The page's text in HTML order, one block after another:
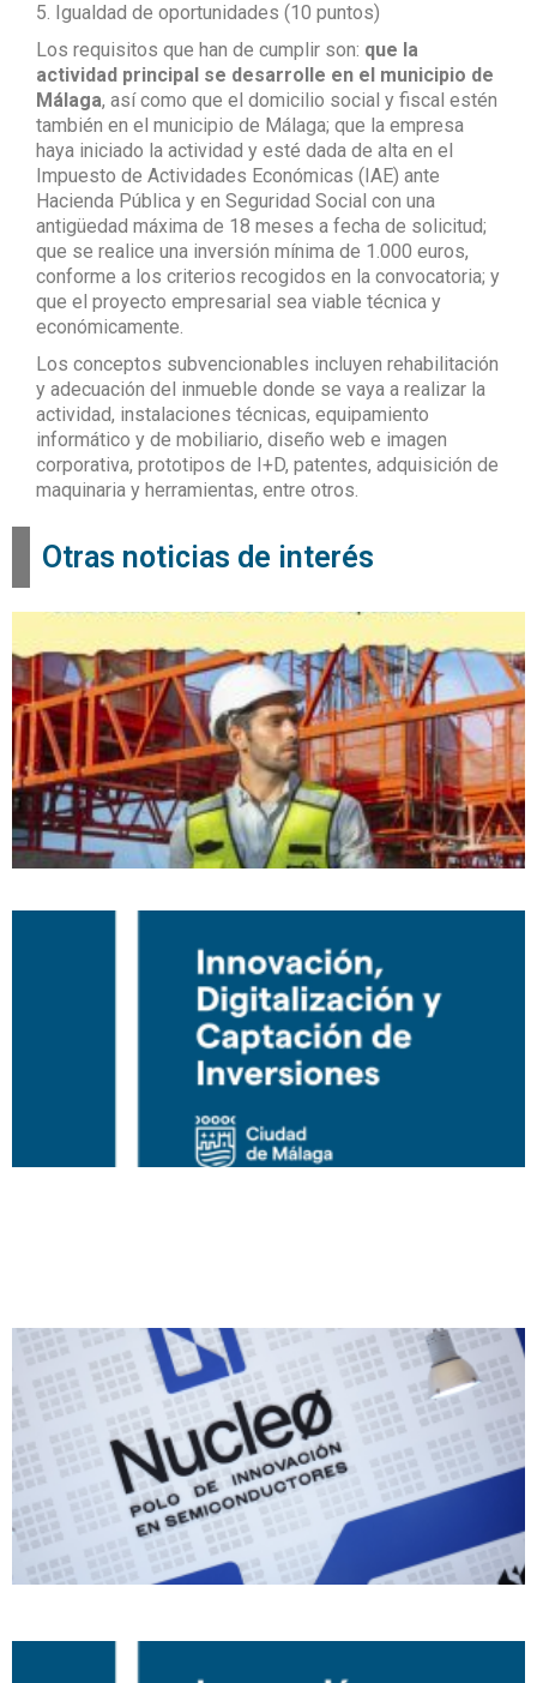
5. Igualdad de oportunidades (10 puntos)
Los requisitos que han de cumplir son: que la
actividad principal se desarrolle en el municipio de
Málaga, así como que el domicilio social y fiscal estén
también en el municipio de Málaga; que la empresa
haya iniciado la actividad y esté dada de alta en el
Impuesto de Actividades Económicas (IAE) ante
Hacienda Pública y en Seguridad Social con una
antigüedad máxima de 18 meses a fecha de solicitud;
que se realice una inversión mínima de 1.000 euros,
conforme a los criterios recogidos en la convocatoria; y
que el proyecto empresarial sea viable técnica y
económicamente.
Los conceptos subvencionables incluyen rehabilitación
y adecuación del inmueble donde se vaya a realizar la
actividad, instalaciones técnicas, equipamiento
informático y de mobiliario, diseño web e imagen
corporativa, prototipos de I+D, patentes, adquisición de
maquinaria y herramientas, entre otros.
Otras noticias de interés